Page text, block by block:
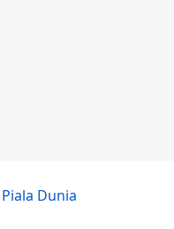
Piala Dunia